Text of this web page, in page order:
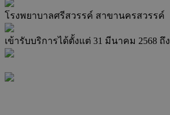
โรงพยาบาลศรีสวรรค์ สาขานครสวรรค์
เข้ารับบริการได้ตั้งแต่ 31 มีนาคม 2568 ถึง